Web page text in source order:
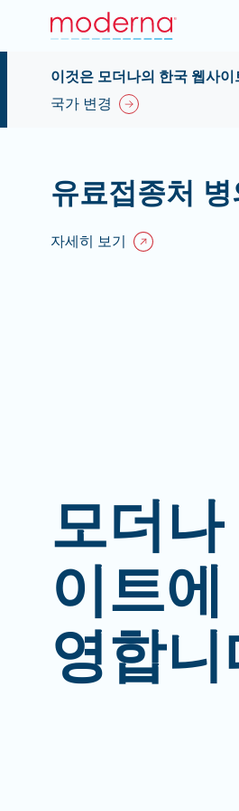
이것은 모더나의 한국 웹사이
국가 변경
유료접종처 병
자세히 보기
모더
이트
영합니